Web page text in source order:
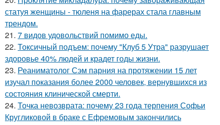
статуя женщины - тюленя на фарерах стала главным
трендом.
21. 7 видов удовольствий помимо еды.
22. Токсичный подъем: почему "Клуб 5 Утра" разрушает
здоровье 40% людей и крадет годы жизни.
23. Реаниматолог Сэм парния на протяжении 15 лет
изучал показания более 2000 человек, вернувшихся из
состояния клинической смерти.
24. Точка невозврата: почему 23 года терпения Софьи
Кругликовой в браке с Ефремовым закончились